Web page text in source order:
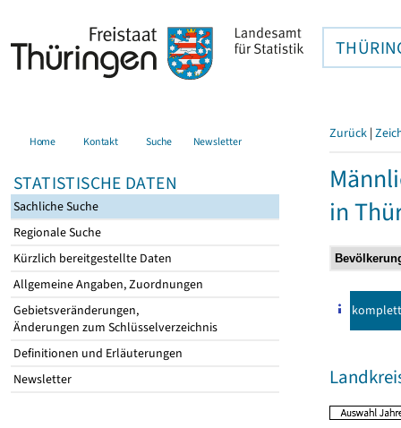
Home Kontakt Suche Newsletter
STATISTISCHE DATEN
Sachliche Suche
Regionale Suche
Kürzlich bereitgestellte Daten
Allgemeine Angaben, Zuordnungen
Gebietsveränderungen,
Änderungen zum Schlüsselverzeichnis
Definitionen und Erläuterungen
Newsletter
Zurück |
in
komplett